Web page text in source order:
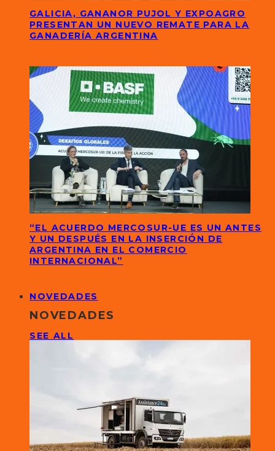
GALICIA, GANANOR PUJOL Y EXPOAGRO
PRESENTAN UN NUEVO REMATE PARA LA
GANADERÍA ARGENTINA
“EL ACUERDO MERCOSUR-UE ES UN ANTES
Y UN DESPUÉS EN LA INSERCIÓN DE
ARGENTINA EN EL COMERCIO
INTERNACIONAL”
NOVEDADES
NOVEDADES
SEE ALL